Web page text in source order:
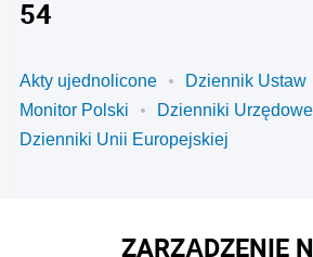
54
Akty ujednolicone
Dziennik Ustaw
Monitor Polski
Dzienniki Urzędowe
Dzienniki Unii Europejskiej
ZARZĄDZENIE